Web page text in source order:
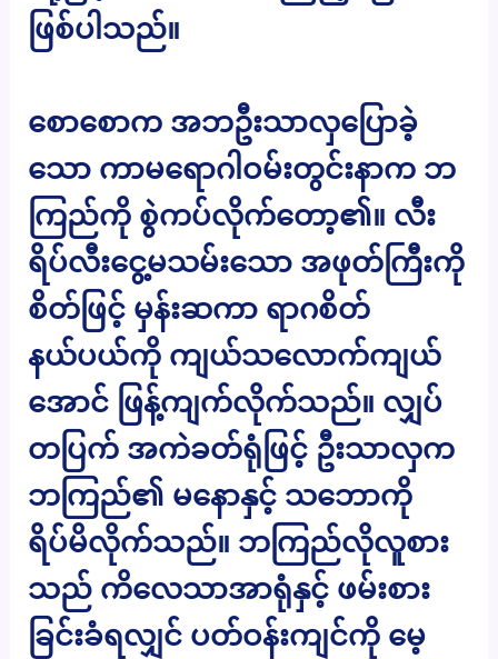
ဖြစ်ပါသည်။
စောစောက အဘဦးသာလှပြောခဲ့
သော ကာမရောဂါဝမ်းတွင်းနာက ဘ
ကြည်ကို စွဲကပ်လိုက်တော့၏။ လီး
ရိပ်လီးငွေ့မသမ်းသော အဖုတ်ကြီးကို
စိတ်ဖြင့် မှန်းဆကာ ရာဂစိတ်
နယ်ပယ်ကို ကျယ်သလောက်ကျယ်
အောင် ဖြန့်ကျက်လိုက်သည်။ လျှပ်
တပြက် အကဲခတ်ရုံဖြင့် ဦးသာလှက
ဘကြည်၏ မနောနှင့် သဘောကို
ရိပ်မိလိုက်သည်။ ဘကြည်လိုလူစား
သည် ကိလေသာအာရုံနှင့် ဖမ်းစား
ခြင်းခံရလျှင် ပတ်ဝန်းကျင်ကို မေ့